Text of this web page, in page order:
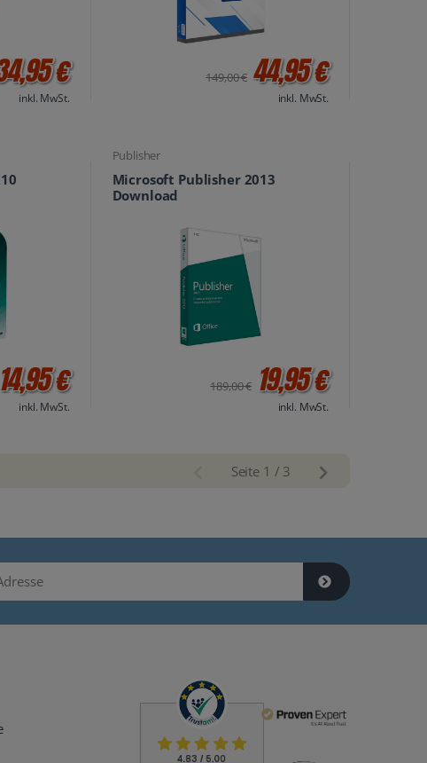
€
inkl. MwSt.
149,00 € 44,95 €
inkl. MwSt.
14,95 €
inkl. MwSt.
Publisher
Microsoft Publisher 2013
Download
189,00 € 19,95 €
inkl. MwSt.
Seite 1 / 3